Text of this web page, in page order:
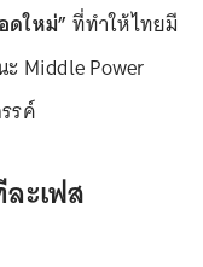
ดใหม่”ที่ทำให้ไทยมี
Middle Power
รค์
ะเฟส